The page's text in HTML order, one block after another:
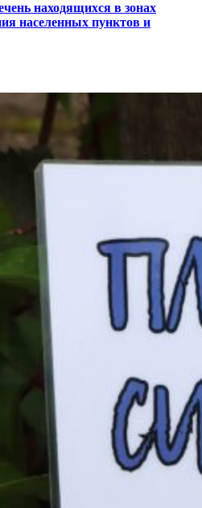
находящихся в зонах
населенных пунктов и